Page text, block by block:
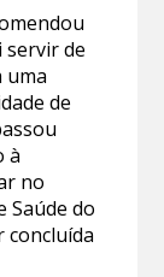
servir de
uma
de
à
no
Saúde do
concluída